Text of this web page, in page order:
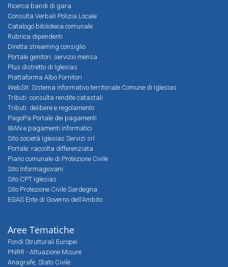
Ricerca bandi di gara
Consulta Verbali Polizia Locale
Catalogo biblioteca comunale
Rubrica dipendenti
Diretta streaming consiglio
Portale genitori: servizio mensa
Plus distretto di Iglesias
Piattaforma Albo Fornitori
WebSit: Sistema informativo territoriale Comune di Iglesias
Tributi: consulta rendite catastali
Tributi: delibere e regolamento
PagoPa Portale dei pagamenti
IBAN e pagamenti informatici
Sito società Iglesias Servizi srl
Portale: raccolta differenziata
Piano comunale di Protezione Civile
Sito Informagiovani
Sito CPT Iglesias
Sito Protezione Civile Sardegna
EGAS Ente di Governo dell'Ambito
Aree Tematiche
Fondi Strutturali Europei
PNRR - Attuazione Misure
Anagrafe, Stato Civile